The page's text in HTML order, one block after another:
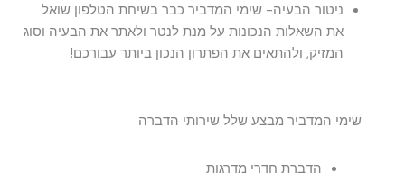
ניטור הבעיה- שימי המדביר כבר בשיחת הטלפון שואל
את השאלות הנכונות על מנת לנטר ולאתר את הבעיה וסוג
המזיק, ולהתאים את הפתרון הנכון ביותר עבורכם!
שימי המדביר מבצע שלל שירותי הדברה
הדברת חדרי מדרגות